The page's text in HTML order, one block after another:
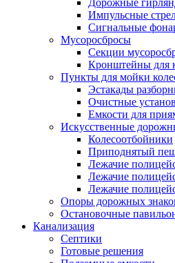
Дорожные
Импульсные
Сигнальные
Мусоросбросы
Секции
Кронштейны для
Пункты для мойки
Эстакады
Очистные
Емкости для
Искусственные
Колесоотбойники
Приподнятый
Лежачие
Лежачие
Лежачие
Опоры дорожных
Остановочные
Канализация
Септики
Готовые решения